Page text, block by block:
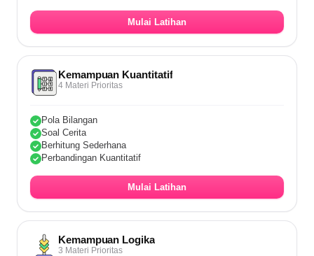
Mulai Latihan
Kemampuan Kuantitatif
4 Materi Prioritas
Pola Bilangan
Soal Cerita
Berhitung Sederhana
Perbandingan Kuantitatif
Mulai Latihan
Kemampuan Logika
3 Materi Prioritas